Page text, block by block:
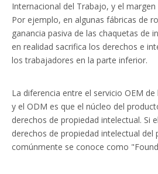
Internacional del Trabajo, y el
Por ejemplo, en algunas fábricas de
ganancia pasiva de las chaquetas de
en realidad sacrifica los derechos e
los trabajadores en la parte inferior.
La diferencia entre el servicio OEM
y el ODM es que el núcleo del
derechos de propiedad intelectual. Si
derechos de propiedad intelectual del
comúnmente se conoce como